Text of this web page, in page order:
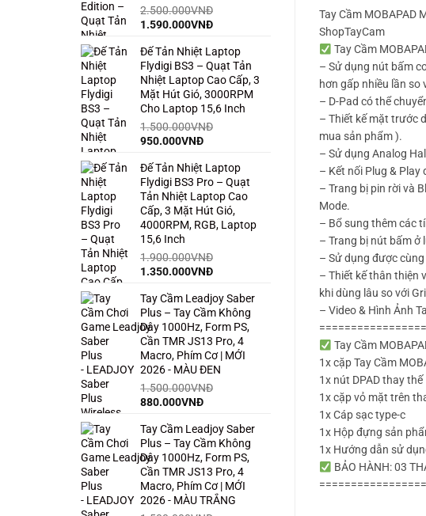
2.500.000VNĐ
Giá
là:
2.500.000VNĐ.
1.590.000VNĐGiá
tại
là:
1.590.000VNĐ.
Đế Tản Nhiệt Laptop
Flydigi BS3 – Quạt Tản
Nhiệt Laptop Cao Cấp, 3
Mặt Hút Gió, 3000RPM
Cho Laptop 15,6 Inch
1.500.000VNĐ
Giá
là:
1.500.000VNĐ.
950.000VNĐGiá
tại
là:
950.000VNĐ.
Đế Tản Nhiệt Laptop
Flydigi BS3 Pro – Quạt
Tản Nhiệt Laptop Cao
Cấp, 3 Mặt Hút Gió,
4000RPM, RGB, Laptop
15,6 Inch
1.900.000VNĐ
Giá
là:
1.900.000VNĐ.
1.350.000VNĐGiá
tại
là:
1.350.000VNĐ.
Tay Cầm Leadjoy Saber
Plus – Tay Cầm Không
Dây 1000Hz, Form PS,
Cần TMR JS13 Pro, 4
Macro, Phím Cơ | MỚI
2026 - MÀU ĐEN
1.500.000VNĐ
Giá
là:
1.500.000VNĐ.
880.000VNĐGiá
tại
là:
880.000VNĐ.
Tay Cầm Leadjoy Saber
Plus – Tay Cầm Không
Dây 1000Hz, Form PS,
Cần TMR JS13 Pro, 4
Macro, Phím Cơ | MỚI
2026 - MÀU TRẮNG
Tay Cầm MOBAPAD
ShopTayCam
Tay Cầm
– Sử dụng nút bấm
hơn gấp nhiều lần
– D-Pad có thể
– Thiết kế mặt trước
mua sản phẩm ).
– Sử dụng Analog
– Kết nối Plug &
– Trang bị pin rời và
Mode.
– Bổ sung thêm các
– Trang bị nút bấm ở
– Sử dụng được
– Thiết kế thân thiện
khi dùng lâu so với
– Video & Hình Ảnh
Tay Cầm
1x cặp Tay Cầm
1x nút DPAD thay thế
1x cặp vỏ mặt trên
1x Cáp sạc type-c
1x Hộp đựng sản
1x Hướng dẫn sử
BẢO HÀNH: 03